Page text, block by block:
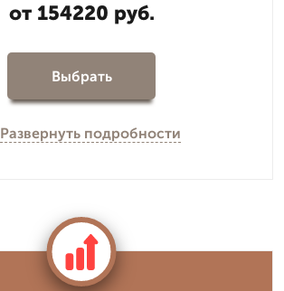
от 154220 руб.
Выбрать
Развернуть подробности